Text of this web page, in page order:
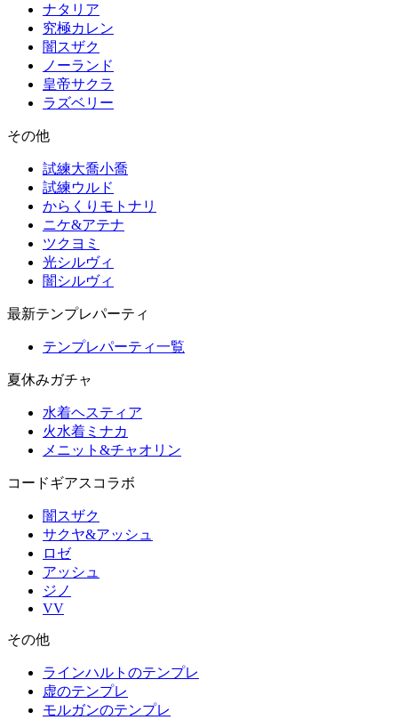
ナタリア
究極カレン
闇スザク
ノーランド
皇帝サクラ
ラズベリー
その他
試練大喬小喬
試練ウルド
からくりモトナリ
ニケ&アテナ
ツクヨミ
光シルヴィ
闇シルヴィ
最新テンプレパーティ
テンプレパーティ一覧
夏休みガチャ
水着ヘスティア
火水着ミナカ
メニット&チャオリン
コードギアスコラボ
闇スザク
サクヤ&アッシュ
ロゼ
アッシュ
ジノ
VV
その他
ラインハルトのテンプレ
虚のテンプレ
モルガンのテンプレ